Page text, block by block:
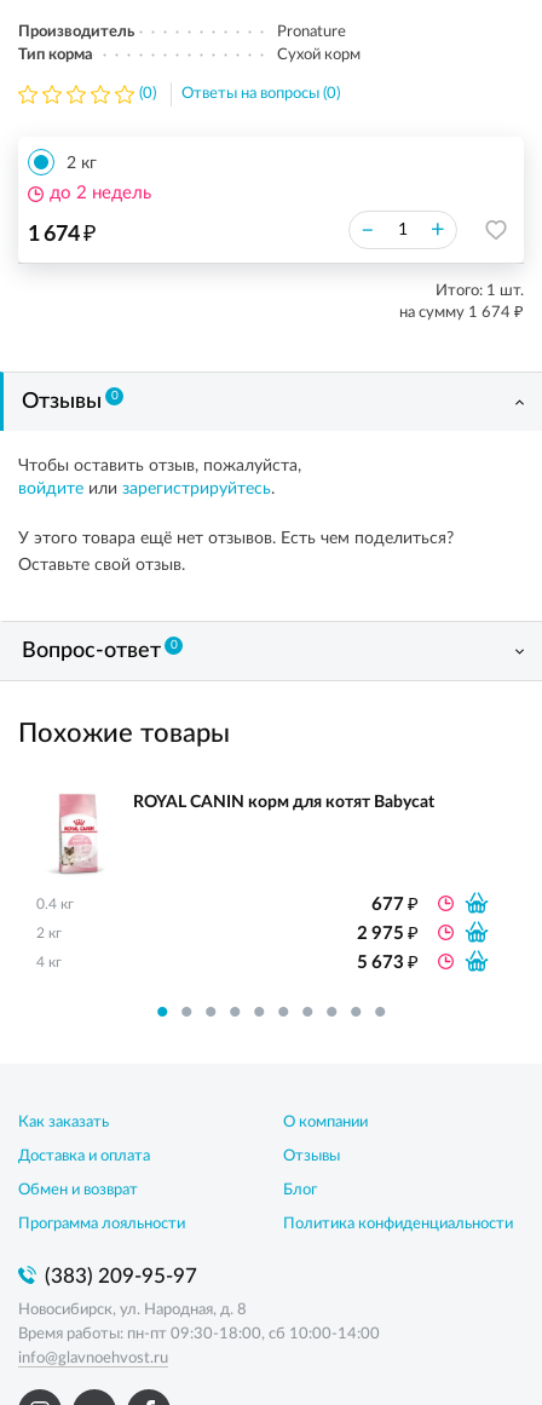
Производитель
Pronature
Тип корма
Сухой корм
(0) Ответы на вопросы (0)
2 кг
1 674₽ – +
до 2 недель
Итого: 1 шт.
на сумму 1 674 ₽
Отзывы 0
Чтобы оставить отзыв, пожалуйста,
войдите или зарегистрируйтесь.
У этого товара ещё нет отзывов. Есть чем поделиться?
Оставьте свой отзыв.
Вопрос-ответ 0
Похожие товары
ROYAL CANIN корм для котят Babycat
0.4 кг 677₽
2 кг 2 975₽
4 кг 5 673₽
Как заказать
Доставка и оплата
Обмен и возврат
Программа лояльности
О компании
Отзывы
Блог
Политика конфиденциальности
(383) 209-95-97
Новосибирск, ул. Народная, д. 8
Время работы: пн-пт 09:30-18:00, сб 10:00-14:00
info@glavnoehvost.ru